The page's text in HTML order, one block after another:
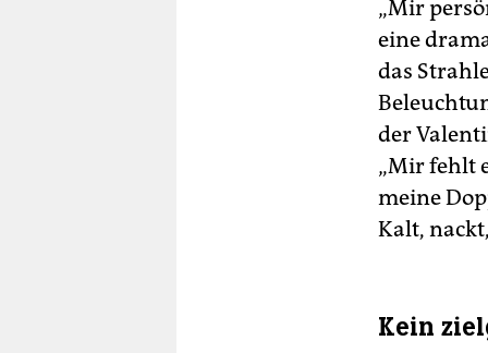
„Mir
eine
das
der
„Mir fehlt
meine
Kalt,
Kein